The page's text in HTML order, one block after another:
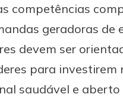
competências
geradoras de
devem ser
para investirem
saudável e